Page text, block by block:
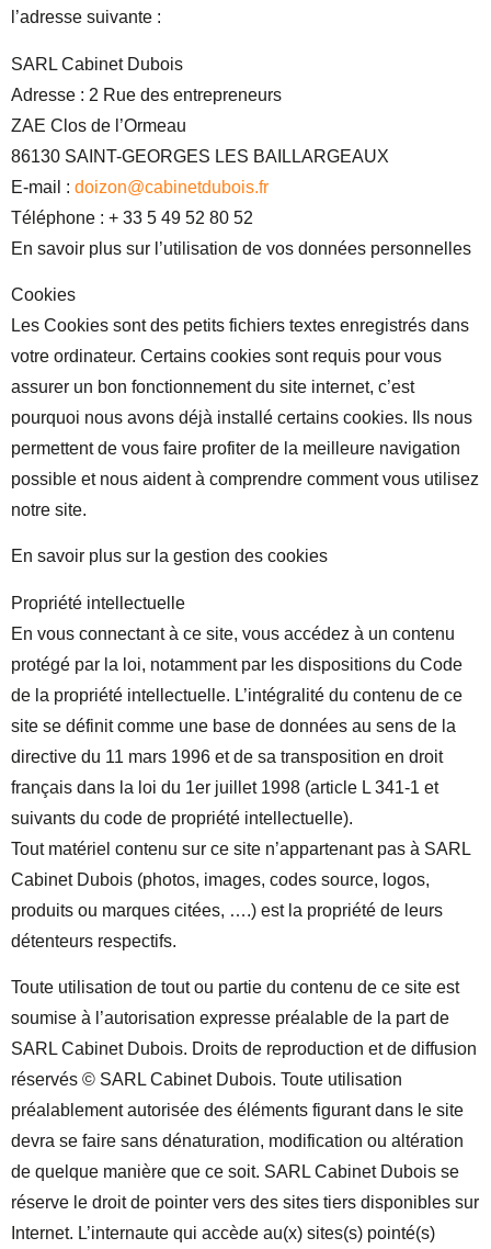
l’adresse suivante :
SARL Cabinet Dubois
Adresse : 2 Rue des entrepreneurs
ZAE Clos de l’Ormeau
86130 SAINT-GEORGES LES BAILLARGEAUX
E-mail : doizon@cabinetdubois.fr
Téléphone : + 33 5 49 52 80 52
En savoir plus sur l’utilisation de vos données personnelles
Cookies
Les Cookies sont des petits fichiers textes enregistrés dans
votre ordinateur. Certains cookies sont requis pour vous
assurer un bon fonctionnement du site internet, c’est
pourquoi nous avons déjà installé certains cookies. Ils nous
permettent de vous faire profiter de la meilleure navigation
possible et nous aident à comprendre comment vous utilisez
notre site.
En savoir plus sur la gestion des cookies
Propriété intellectuelle
En vous connectant à ce site, vous accédez à un contenu
protégé par la loi, notamment par les dispositions du Code
de la propriété intellectuelle. L’intégralité du contenu de ce
site se définit comme une base de données au sens de la
directive du 11 mars 1996 et de sa transposition en droit
français dans la loi du 1er juillet 1998 (article L 341-1 et
suivants du code de propriété intellectuelle).
Tout matériel contenu sur ce site n’appartenant pas à SARL
Cabinet Dubois (photos, images, codes source, logos,
produits ou marques citées, ….) est la propriété de leurs
détenteurs respectifs.
Toute utilisation de tout ou partie du contenu de ce site est
soumise à l’autorisation expresse préalable de la part de
SARL Cabinet Dubois. Droits de reproduction et de diffusion
réservés © SARL Cabinet Dubois. Toute utilisation
préalablement autorisée des éléments figurant dans le site
devra se faire sans dénaturation, modification ou altération
de quelque manière que ce soit. SARL Cabinet Dubois se
réserve le droit de pointer vers des sites tiers disponibles sur
Internet. L’internaute qui accède au(x) sites(s) pointé(s)